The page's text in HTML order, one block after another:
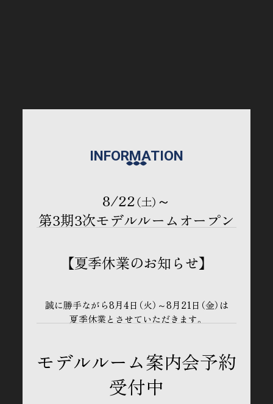
INFORMATION
8/22（土） ～
第3期3次モデルルームオープン
【夏季休業のお知らせ】
誠に勝手ながら8月4日（火）～8月21日（金）は
夏季休業とさせていただきます。
モデルルーム案内会予約
受付中